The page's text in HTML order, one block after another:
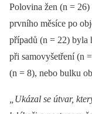
Polovina žen (n = 26)
prvního měsíce po
případů (n = 22) byla
při samovyšetření (n
(n = 8), nebo bulku
„Ukázal se útvar,